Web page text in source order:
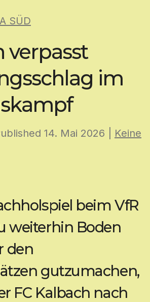
SÜD
verpasst
im
14. Mai 2026
Keine
beim VfR
weiterhin Boden
den
gutzumachen,
FC Kalbach nach